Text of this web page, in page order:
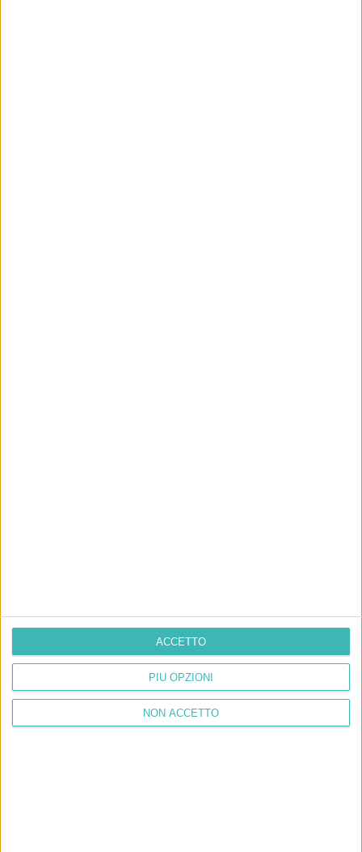
PIÙ OPZIONI
NON ACCETTO
ACCETTO